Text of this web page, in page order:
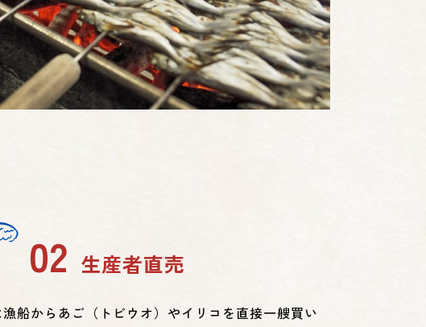
02 生産者直売
船からあご（トビウオ）やイリコを直接一艘買い